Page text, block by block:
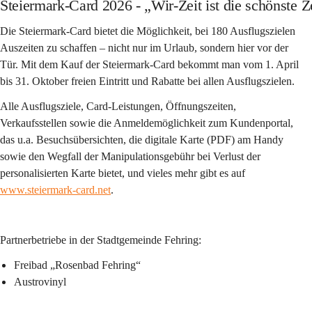
Steiermark-Card 2026 - „Wir-Zeit ist die schönste
Die Steiermark-Card bietet die Möglichkeit, bei 180 Ausflugszielen
Auszeiten zu schaffen – nicht nur im Urlaub, sondern hier vor der
Tür. Mit dem Kauf der Steiermark-Card bekommt man vom 1. April
bis 31. Oktober freien Eintritt und Rabatte bei allen Ausflugszielen.
Alle Ausflugsziele, Card-Leistungen, Öffnungszeiten,
Verkaufsstellen sowie die Anmeldemöglichkeit zum Kundenportal,
das u.a. Besuchsübersichten, die digitale Karte (PDF) am Handy
sowie den Wegfall der Manipulationsgebühr bei Verlust der
personalisierten Karte bietet, und vieles mehr gibt es auf
www.steiermark-card.net.
Partnerbetriebe in der Stadtgemeinde Fehring:
Freibad „Rosenbad Fehring“
Austrovinyl